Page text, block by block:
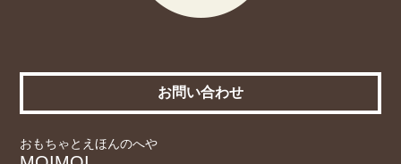
お問い合わせ
おもちゃとえほんのへや